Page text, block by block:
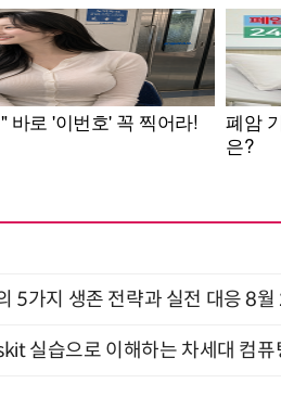
5가지 생존 전략과 실전 대응 8월
실습으로 이해하는 차세대 컴